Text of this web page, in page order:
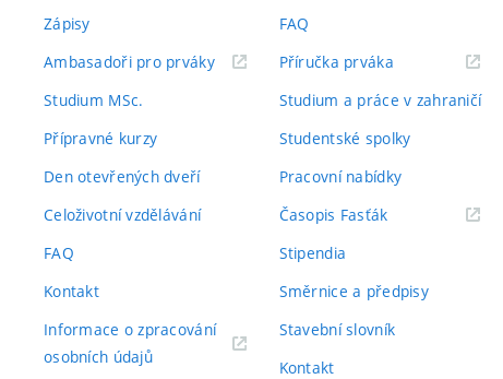
Zápisy
Ambasadoři pro prváky(externí
Studium MSc.
Přípravné kurzy
Den otevřených dveří
Celoživotní vzdělávání
FAQ
Kontakt
Informace o zpracování
osobních údajů(externí
FAQ
Příručka prváka(externí
Studium a práce v zahraničí
Studentské spolky
Pracovní nabídky
Časopis Fasťák(externí
Stipendia
Směrnice a předpisy
Stavební slovník
Kontakt